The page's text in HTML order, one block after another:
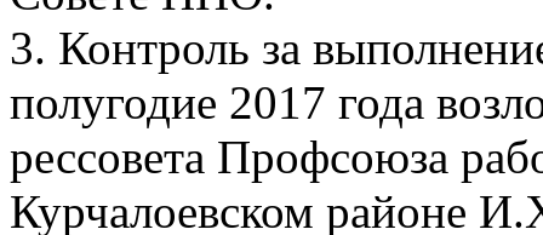
3. Контроль за
полугодие 2017 года
рессовета Профсоюза
Курчалоевском районе